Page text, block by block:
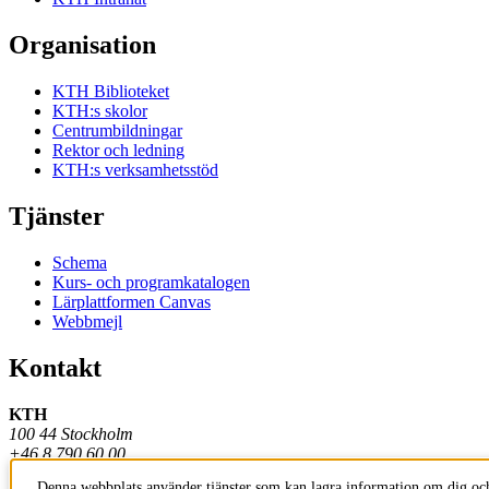
Organisation
KTH Biblioteket
KTH:s skolor
Centrumbildningar
Rektor och ledning
KTH:s verksamhetsstöd
Tjänster
Schema
Kurs- och programkatalogen
Lärplattformen Canvas
Webbmejl
Kontakt
KTH
100 44 Stockholm
+46 8 790 60 00